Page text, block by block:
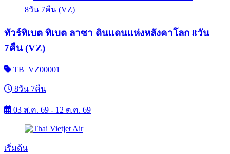
ทัวร์ทิเบต ทิเบต ลาซา ดินแดนแห่งหลังคาโลก 8วัน
7คืน (VZ)
TB_VZ00001
8วัน 7คืน
03 ส.ค. 69 - 12 ต.ค. 69
เริ่มต้น